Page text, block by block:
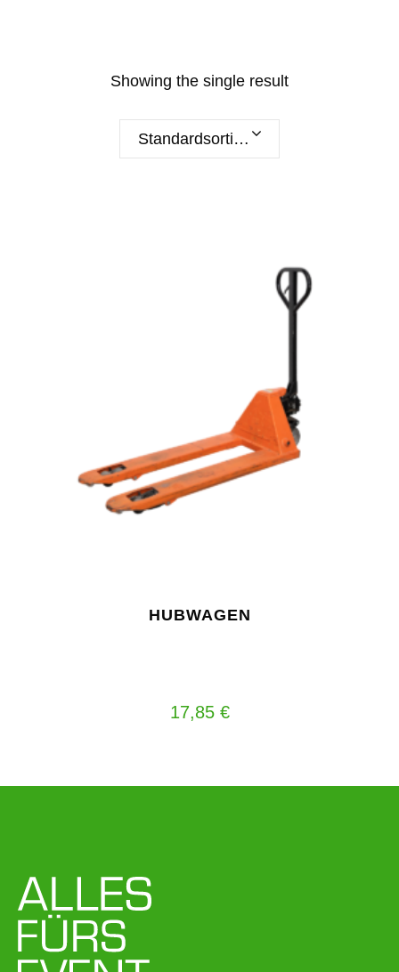
Showing the single result
Standardsortierung
HUBWAGEN
17,85 €